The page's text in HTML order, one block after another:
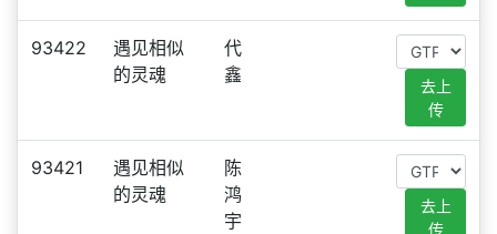
93422
遇见相似
的灵魂
代
鑫
去上
传
93421
遇见相似
的灵魂
陈
鸿
宇
去上
传